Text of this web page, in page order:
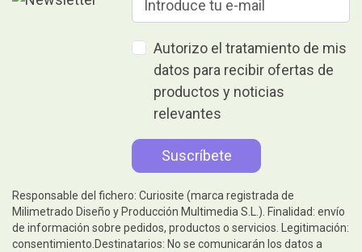
Autorizo el tratamiento de mis
datos para recibir ofertas de
productos y noticias
relevantes
Responsable del fichero: Curiosite (marca registrada de
Milimetrado Diseño y Producción Multimedia S.L.). Finalidad: envío
de información sobre pedidos, productos o servicios. Legitimación:
consentimiento.Destinatarios: No se comunicarán los datos a